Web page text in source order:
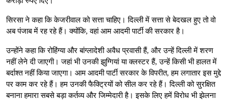
सिरसा ने कहा कि केजरीवाल को सत्ता चाहिए। दिल्ली में सत्ता से बेदखल हुए तो वो
अब पंजाब में रह रहे हैं। क्योंकि, वहां आम आदमी पार्टी की सरकार है।
उन्होंने कहा कि रोहिंग्या और बांग्लादेशी अवैध प्रवासी हैं, और उन्हें दिल्ली में शरण
नहीं लेने दी जाएगी। जहां भी उनकी झुग्गियां या क्लस्टर हैं, उन्हें किसी भी हालत में
बर्दाश्त नहीं किया जाएगा। आम आदमी पार्टी सरकार के विपरीत, हम लगातार इस मुद्दे
पर काम कर रहे हैं। हम उनकी फैक्ट्रियों को सील कर रहे हैं। दिल्ली को सुरक्षित
बनाना हमारा सबसे बड़ा कर्तव्य और जिम्मेदारी है। इसके लिए हमें विरोध भी झेलना